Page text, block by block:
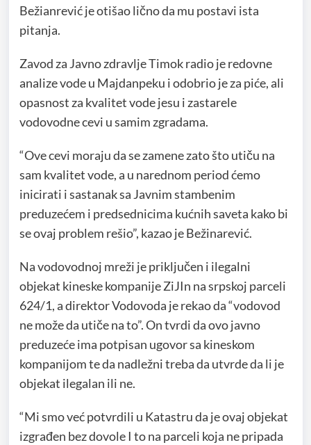
Bežianrević je otišao lično da mu postavi ista
pitanja.
Zavod za Javno zdravlje Timok radio je redovne
analize vode u Majdanpeku i odobrio je za piće, ali
opasnost za kvalitet vode jesu i zastarele
vodovodne cevi u samim zgradama.
“Ove cevi moraju da se zamene zato što utiču na
sam kvalitet vode, a u narednom period ćemo
inicirati i sastanak sa Javnim stambenim
preduzećem i predsednicima kućnih saveta kako bi
se ovaj problem rešio”, kazao je Bežinarević.
Na vodovodnoj mreži je priključen i ilegalni
objekat kineske kompanije ZiJIn na srpskoj parceli
624/1, a direktor Vodovoda je rekao da “vodovod
ne može da utiče na to”. On tvrdi da ovo javno
preduzeće ima potpisan ugovor sa kineskom
kompanijom te da nadležni treba da utvrde da li je
objekat ilegalan ili ne.
“Mi smo već potvrdili u Katastru da je ovaj objekat
izgrađen bez dovole I to na parceli koja ne pripada